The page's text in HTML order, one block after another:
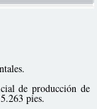
de producción de
pies.